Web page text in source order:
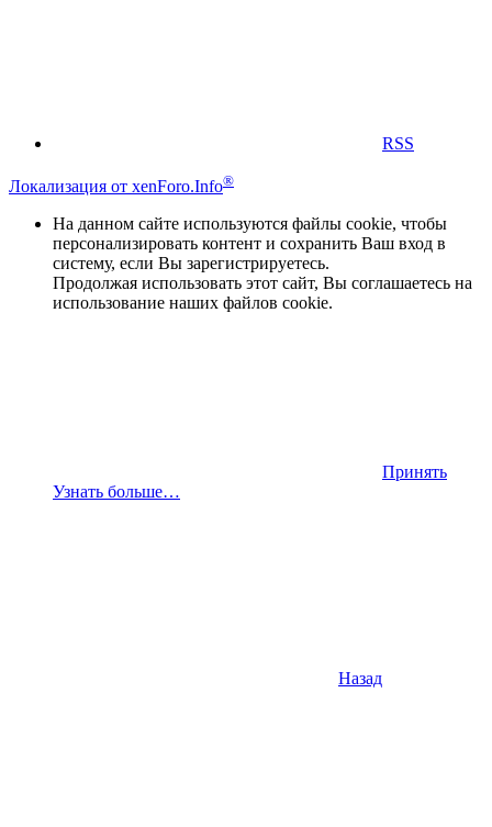
RSS
Локализация от xenForo.Info®
На данном сайте используются файлы cookie, чтобы
персонализировать контент и сохранить Ваш вход в
систему, если Вы зарегистрируетесь.
Продолжая использовать этот сайт, Вы соглашаетесь на
использование наших файлов cookie.
Принять
Узнать больше…
Назад